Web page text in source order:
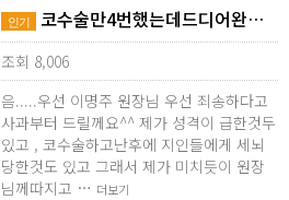
인기 코수술만4번했는데드디어완성됐네요..
조회 8,006
음.....우선 이명주 원장님 우선 죄송하다고
사과부터 드릴께요^^ 제가 성격이 급한것두
있고 , 코수술하고난후에 지인들에게 세뇌
당한것도 있고 그래서 제가 미치듯이 원장
님께따지고 … 더보기